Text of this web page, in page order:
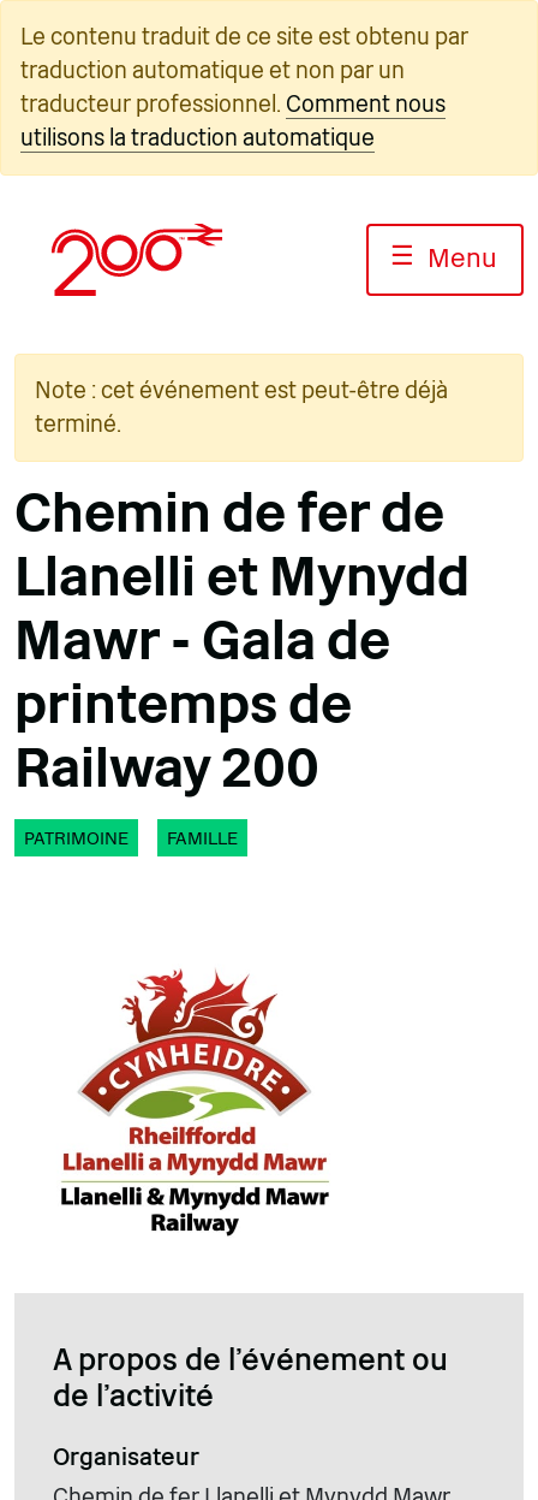
content
Le contenu traduit de ce site est obtenu par
traduction automatique et non par un
traducteur professionnel. Comment nous
utilisons la traduction automatique
☰ Menu
Note : cet événement est peut-être déjà
terminé.
Chemin de fer de
Llanelli et Mynydd
Mawr - Gala de
printemps de
Railway 200
PATRIMOINE FAMILLE
A propos de l'événement ou
de l'activité
Organisateur